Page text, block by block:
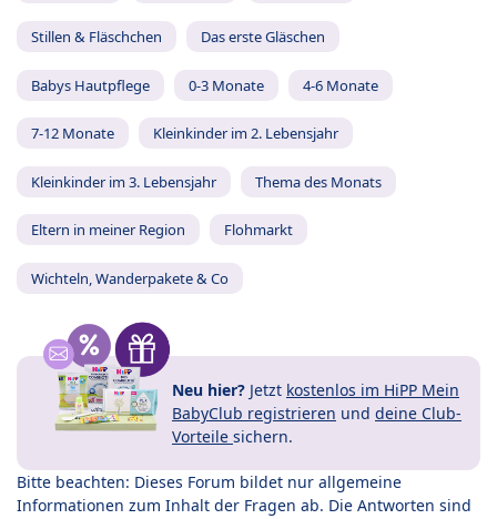
Stillen & Fläschchen Das erste Gläschen
Babys Hautpflege 0-3 Monate 4-6 Monate
7-12 Monate Kleinkinder im 2. Lebensjahr
Kleinkinder im 3. Lebensjahr Thema des Monats
Eltern in meiner Region Flohmarkt
Wichteln, Wanderpakete & Co
Neu hier? Jetzt kostenlos im HiPP Mein
BabyClub registrieren und deine Club-
Vorteile sichern.
Bitte beachten: Dieses Forum bildet nur allgemeine
Informationen zum Inhalt der Fragen ab. Die Antworten sind